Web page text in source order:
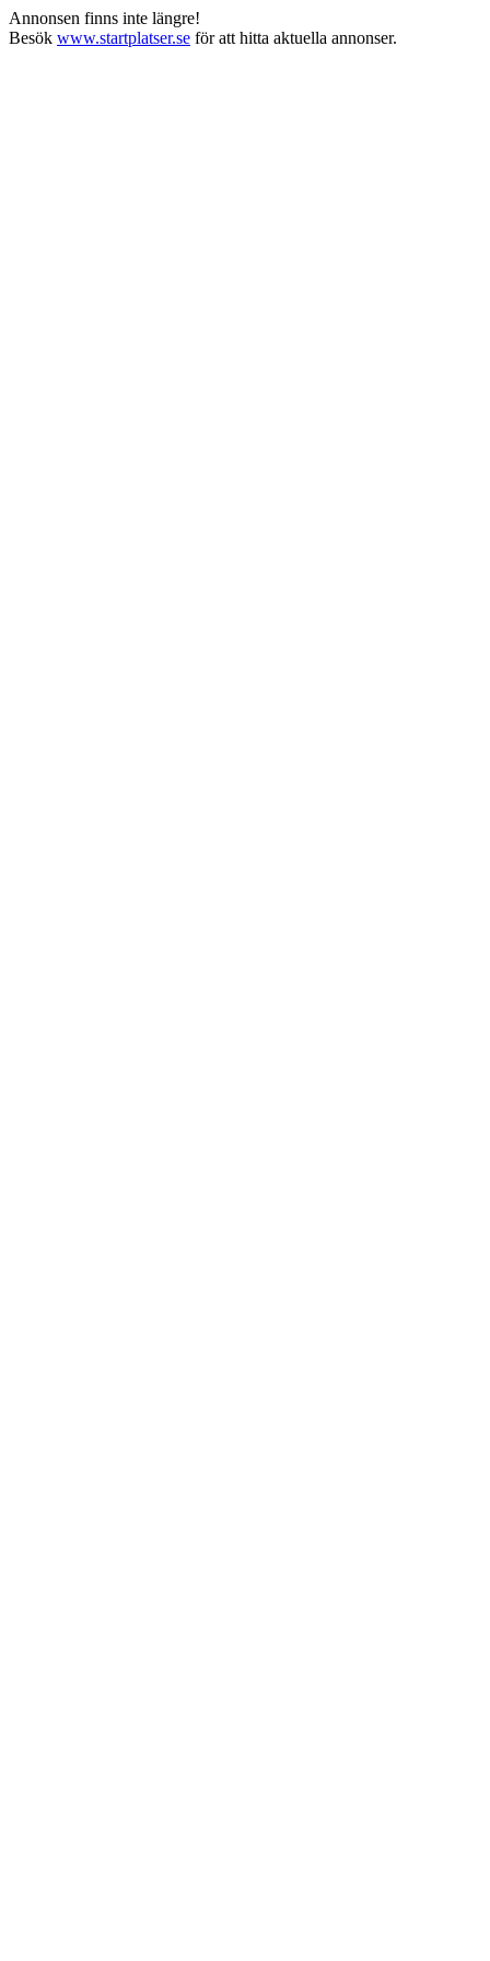
Annonsen finns inte längre!
Besök www.startplatser.se för att hitta aktuella annonser.